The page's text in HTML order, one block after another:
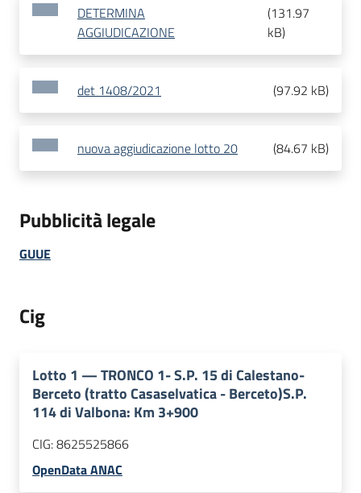
DETERMINA
AGGIUDICAZIONE
(131.97
kB)
det 1408/2021 (97.92 kB)
nuova aggiudicazione lotto 20 (84.67 kB)
Pubblicità legale
GUUE
Cig
Lotto 1 —TRONCO 1- S.P. 15 di Calestano-
Berceto (tratto Casaselvatica - Berceto)S.P.
114 di Valbona: Km 3+900
CIG:8625525866
OpenData ANAC